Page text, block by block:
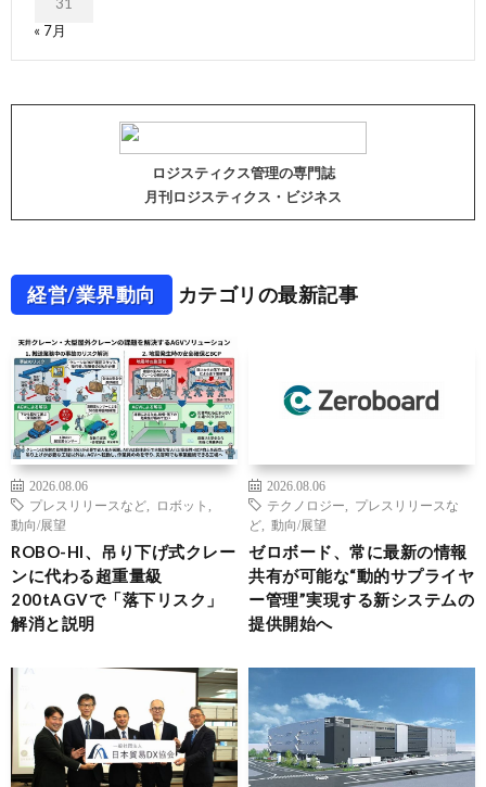
31
« 7月
ロジスティクス管理の専門誌
月刊ロジスティクス・ビジネス
経営/業界動向 カテゴリの最新記事
2026.08.06
プレスリリースなど
ロボット
動向/展望
ROBO-HI、吊り下げ式クレー
ンに代わる超重量級
200tAGVで「落下リスク」
解消と説明
2026.08.06
テクノロジー
プレスリリースな
ど
動向/展望
ゼロボード、常に最新の情報
共有が可能な“動的サプライヤ
ー管理”実現する新システムの
提供開始へ